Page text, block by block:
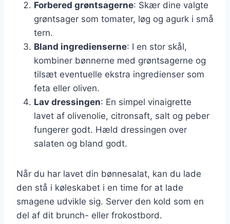
Forbered grøntsagerne: Skær dine valgte
grøntsager som tomater, løg og agurk i små
tern.
Bland ingredienserne: I en stor skål,
kombiner bønnerne med grøntsagerne og
tilsæt eventuelle ekstra ingredienser som
feta eller oliven.
Lav dressingen: En simpel vinaigrette
lavet af olivenolie, citronsaft, salt og peber
fungerer godt. Hæld dressingen over
salaten og bland godt.
Når du har lavet din bønnesalat, kan du lade
den stå i køleskabet i en time for at lade
smagene udvikle sig. Server den kold som en
del af dit brunch- eller frokostbord.